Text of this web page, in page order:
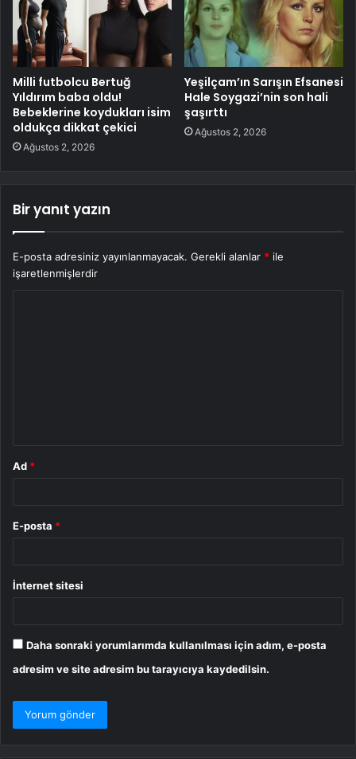
Milli futbolcu Bertuğ
Yıldırım baba oldu!
Bebeklerine koydukları isim
oldukça dikkat çekici
Ağustos 2, 2026
Yeşilçam’ın Sarışın Efsanesi
Hale Soygazi’nin son hali
şaşırttı
Ağustos 2, 2026
Bir yanıt yazın
E-posta adresiniz yayınlanmayacak. Gerekli alanlar * ile
işaretlenmişlerdir
Ad *
E-posta *
İnternet sitesi
Daha sonraki yorumlarımda kullanılması için adım, e-posta
adresim ve site adresim bu tarayıcıya kaydedilsin.